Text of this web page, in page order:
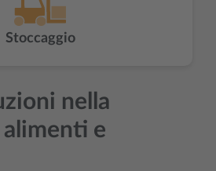
Stoccaggio
nella
alimenti e